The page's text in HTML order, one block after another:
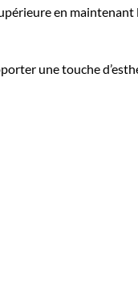
en maintenant
une touche